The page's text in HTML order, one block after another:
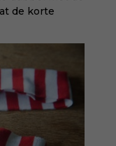
de korte